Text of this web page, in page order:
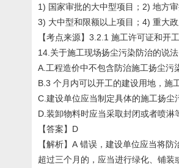
1) 国家审批的大中型项目；2) 地方
3) 大中型和限额以上项目；4) 重大
【考点来源】3.2.1 施工许可证和开
14.关于施工现场扬尘污染防治的说
A.工程造价中不包含防治施工扬尘污
B.3 个月内可以开工的建设用地，施
C.建设单位应当制定具体的施工扬尘
D.装卸物料时应当采取封闭或者喷淋
【答案】D
【解析】A 错误，建设单位应当将
超过三个月的，应当进行绿化、铺装